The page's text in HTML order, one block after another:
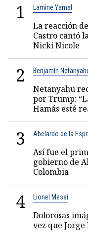
1 Lamine Yamal
La reacción
Castro cantó
Nicki Nicole
2 Benjamín
Netanyahu
por Trump:
Hamás esté
3 Abelardo de la
Así fue el
gobierno de
Colombia
4 Lionel Messi
Dolorosas
vez que